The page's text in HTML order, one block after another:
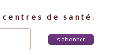
de santé.
s'abonner